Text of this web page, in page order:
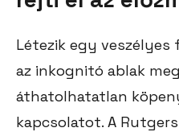
Létezik egy
az inkognitó ablak
áthatolhatatlan
kapcsolatot. A